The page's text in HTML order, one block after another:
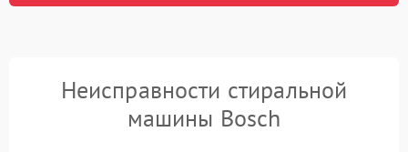
Неисправности стиральной
машины Bosch